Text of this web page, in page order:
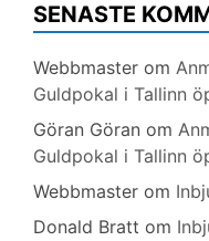
SENASTE
Webbmaster om
Guldpokal i Tallinn
Göran Göran om
Guldpokal i Tallinn
Webbmaster om
Donald Bratt om